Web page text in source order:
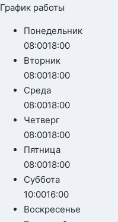
График работы
Понедельник
08:0018:00
Вторник
08:0018:00
Среда
08:0018:00
Четверг
08:0018:00
Пятница
08:0018:00
Суббота
10:0016:00
Воскресенье